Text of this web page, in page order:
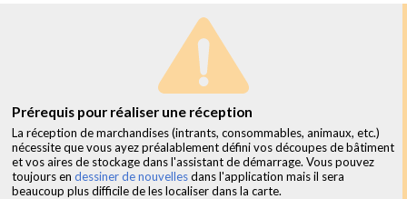
Prérequis pour réaliser une réception
La réception de marchandises (intrants, consommables, animaux, etc.)
nécessite que vous ayez préalablement défini vos découpes de bâtiment
et vos aires de stockage dans l'assistant de démarrage. Vous pouvez
toujours en dessiner de nouvellesdans l'application mais il sera
beaucoup plus difficile de les localiser dans la carte.